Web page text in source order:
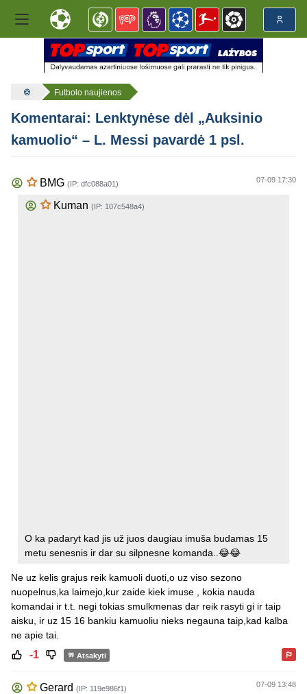
Futbolo naujienos
Komentarai: Lenktynėse dėl „Auksinio
kamuolio“ – L. Messi pavardė 1 psl.
BMG (IP: dfc088a01) 07-09 17:30
Kuman (IP: 107c548a4)
O ka padaryt kad jis už juos daugiau imuša budamas 15
metu senesnis ir dar su silpnesne komanda..😂😂
Ne uz kelis grajus reik kamuoli duoti,o uz viso sezono
nuopelnus,ka laimejo,kur zaide kiek imuse , kokia nauda
komandai ir t.t. negi tokias smulkmenas dar reik rasyti gi ir taip
aisku, ir uz 15 16 bankiu kamuoliu nieks negauna taip,kad kalba
ne apie tai.
-1 Atsakyti
Gerard (IP: 119e986f1) 07-09 13:48